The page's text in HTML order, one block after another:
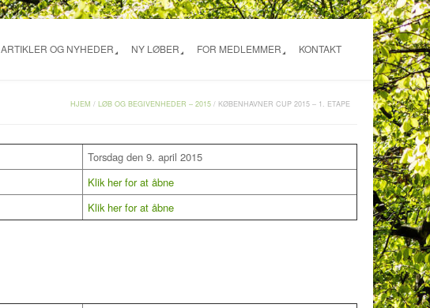
ARTIKLER OG NYHEDER NY LØBER FOR MEDLEMMER KONTAKT
HJEM / LØB OG BEGIVENHEDER – 2015 / KØBENHAVNER CUP 2015 – 1. ETAPE
Torsdag den 9. april 2015
Klik her for at åbne
Klik her for at åbne